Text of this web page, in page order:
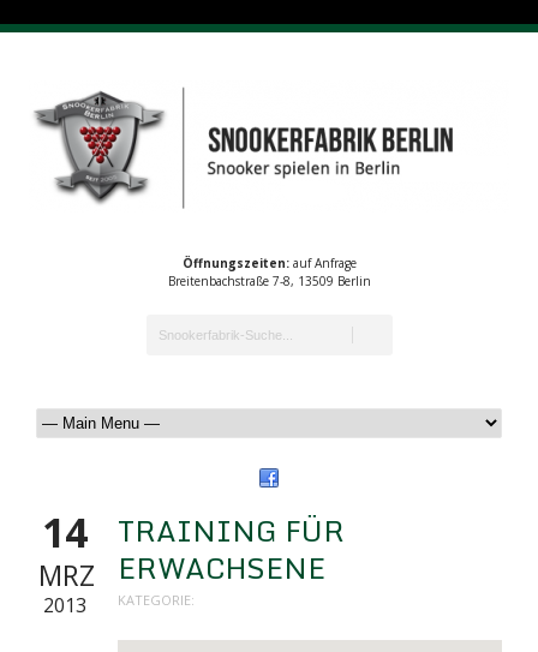
Öffnungszeiten:auf Anfrage
Breitenbachstraße 7-8, 13509 Berlin
14
MRZ
2013
TRAINING FÜR
ERWACHSENE
KATEGORIE: